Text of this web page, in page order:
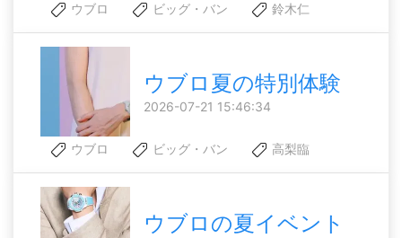
ウブロ ビッグ・バン 鈴木仁
ウブロ夏の特別体験
2026-07-21 15:46:34
ウブロ ビッグ・バン 高梨臨
ウブロの夏イベント